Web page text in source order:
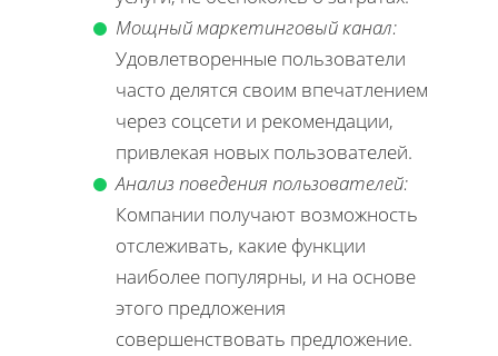
Мощный маркетинговый канал:
Удовлетворенные пользователи
часто делятся своим впечатлением
через соцсети и рекомендации,
привлекая новых пользователей.
Анализ поведения пользователей:
Компании получают возможность
отслеживать, какие функции
наиболее популярны, и на основе
этого предложения
совершенствовать предложение.